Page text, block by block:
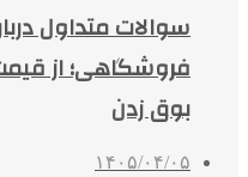
سوالات متداول
فروشگاهی؛ از
بوق زدن
۱۴۰۵/۰۴/۰۵